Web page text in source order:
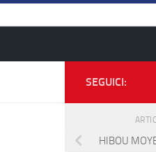
SEGUICI:
HIBOU